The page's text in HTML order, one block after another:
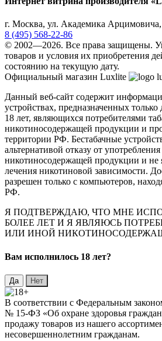
г. Москва, ул. Академика
8 (495) 568-22-86
© 2002—2026. Все права защищены.
товаров и условия их приобретения
состоянию на текущую дату.
Официальный магазин Luxlite
Данный веб-сайт содержит
устройствах, предназначенных
18 лет, являющихся потребителями
никотиносодержащей продукции и
территории РФ. Бестабачные
альтернативой отказу от
никотиносодержащей продукции и не
лечения никотиновой зависимости.
разрешен только с компьютеров,
РФ.
Я ПОДТВЕРЖДАЮ, ЧТО МНЕ
БОЛЕЕ ЛЕТ И Я ЯВЛЯЮСЬ
ИЛИ ИНОЙ
Вaм исполнилось 18 лет?
В соответствии с Федеральным
№ 15-ФЗ «Об охране здоровья
продажу товаров из нашего
несовершеннолетним гражданам.